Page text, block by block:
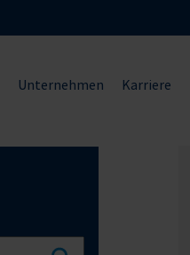
Unternehmen Karriere